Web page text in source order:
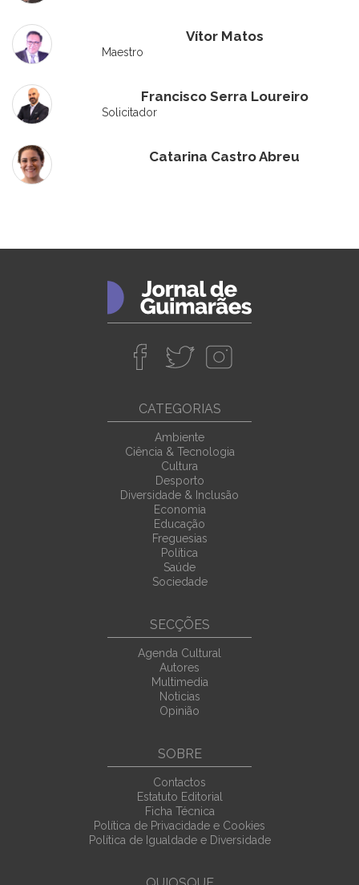
Vítor Matos
Maestro
Francisco Serra Loureiro
Solicitador
Catarina Castro Abreu
CATEGORIAS
Ambiente
Ciência & Tecnologia
Cultura
Desporto
Diversidade & Inclusão
Economia
Educação
Freguesias
Política
Saúde
Sociedade
SECÇÕES
Agenda Cultural
Autores
Multimedia
Noticias
Opinião
SOBRE
Contactos
Estatuto Editorial
Ficha Técnica
Política de Privacidade e Cookies
Política de Igualdade e Diversidade